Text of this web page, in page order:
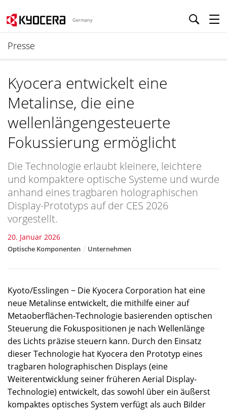
Germany
Presse
Kyocera entwickelt eine
Metalinse, die eine
wellenlängengesteuerte
Fokussierung ermöglicht
Die Technologie erlaubt kleinere, leichtere
und kompaktere optische Systeme und wurde
anhand eines tragbaren holographischen
Display-Prototyps auf der CES 2026
vorgestellt.
20. Januar 2026
Optische Komponenten Unternehmen
Kyoto/Esslingen − Die Kyocera Corporation hat eine
neue Metalinse entwickelt, die mithilfe einer auf
Metaoberflächen-Technologie basierenden optischen
Steuerung die Fokuspositionen je nach Wellenlänge
des Lichts präzise steuern kann. Durch den Einsatz
dieser Technologie hat Kyocera den Prototyp eines
tragbaren holographischen Displays (eine
Weiterentwicklung seiner früheren Aerial Display-
Technologie) entwickelt, das sowohl über ein äußerst
kompaktes optisches System verfügt als auch Bilder